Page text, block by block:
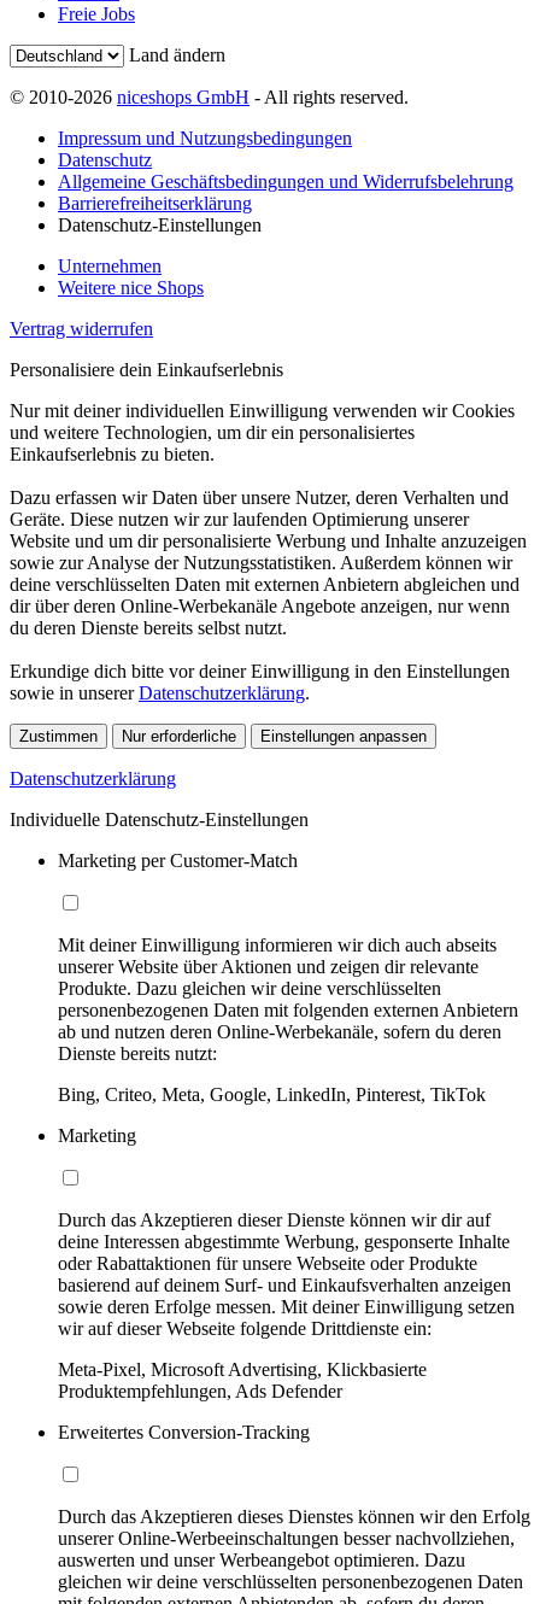
Freie Jobs
Land ändern
© 2010-2026 niceshops GmbH - All rights reserved.
Impressum und Nutzungsbedingungen
Datenschutz
Allgemeine Geschäftsbedingungen und Widerrufsbelehrung
Barrierefreiheitserklärung
Datenschutz-Einstellungen
Unternehmen
Weitere nice Shops
Vertrag widerrufen
Personalisiere dein Einkaufserlebnis
Nur mit deiner individuellen Einwilligung verwenden wir Cookies
und weitere Technologien, um dir ein personalisiertes
Einkaufserlebnis zu bieten.
Dazu erfassen wir Daten über unsere Nutzer, deren Verhalten und
Geräte. Diese nutzen wir zur laufenden Optimierung unserer
Website und um dir personalisierte Werbung und Inhalte anzuzeigen
sowie zur Analyse der Nutzungsstatistiken. Außerdem können wir
deine verschlüsselten Daten mit externen Anbietern abgleichen und
dir über deren Online-Werbekanäle Angebote anzeigen, nur wenn
du deren Dienste bereits selbst nutzt.
Erkundige dich bitte vor deiner Einwilligung in den Einstellungen
sowie in unsererDatenschutzerklärung.
Zustimmen Nur erforderliche Einstellungen anpassen
Datenschutzerklärung
Individuelle Datenschutz-Einstellungen
Marketing per Customer-Match
Mit deiner Einwilligung informieren wir dich auch abseits
unserer Website über Aktionen und zeigen dir relevante
Produkte. Dazu gleichen wir deine verschlüsselten
personenbezogenen Daten mit folgenden externen Anbietern
ab und nutzen deren Online-Werbekanäle, sofern du deren
Dienste bereits nutzt:
Bing, Criteo, Meta, Google, LinkedIn, Pinterest, TikTok
Marketing
Durch das Akzeptieren dieser Dienste können wir dir auf
deine Interessen abgestimmte Werbung, gesponserte Inhalte
oder Rabattaktionen für unsere Webseite oder Produkte
basierend auf deinem Surf- und Einkaufsverhalten anzeigen
sowie deren Erfolge messen. Mit deiner Einwilligung setzen
wir auf dieser Webseite folgende Drittdienste ein:
Meta-Pixel, Microsoft Advertising, Klickbasierte
Produktempfehlungen, Ads Defender
Erweitertes Conversion-Tracking
Durch das Akzeptieren dieses Dienstes können wir den Erfolg
unserer Online-Werbeeinschaltungen besser nachvollziehen,
auswerten und unser Werbeangebot optimieren. Dazu
gleichen wir deine verschlüsselten personenbezogenen Daten